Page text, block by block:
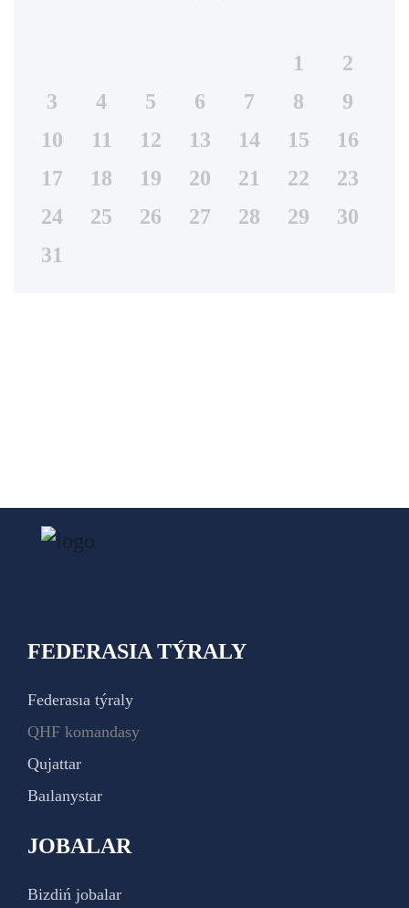
1
2
3
4 5 6 7 8
9
10
11 12 13 14 15
16
17
18 19 20 21 22
23
24
25 26 27 28 29
30
31
FEDERASIA TÝRALY
Federasıa týraly
QHF komandasy
Qujattar
Baılanystar
JOBALAR
Bizdiń jobalar